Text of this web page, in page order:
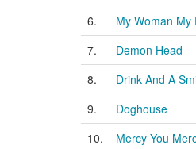
6.
My Woman My
7.
Demon Head
8.
Drink And A
9.
Doghouse
10.
Mercy You